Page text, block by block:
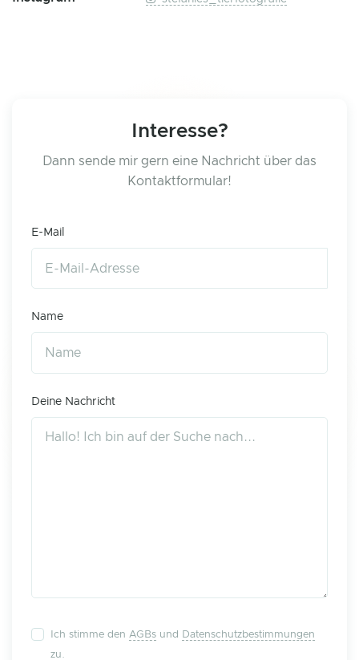
Interesse?
Dann sende mir gern eine Nachricht über das
Kontaktformular!
E-Mail
Name
Deine Nachricht
Ich stimme den AGBs und
Datenschutzbestimmungen
zu.